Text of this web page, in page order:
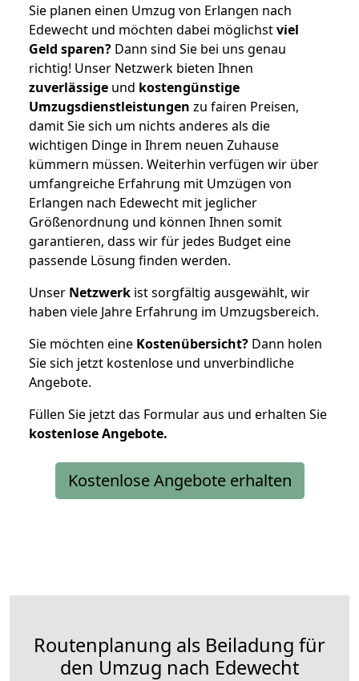
Sie planen einen Umzug von Erlangen nach
Edewecht und möchten dabei möglichstviel
Geld sparen? Dann sind Sie bei uns genau
richtig! Unser Netzwerk bieten Ihnen
zuverlässige und kostengünstige
Umzugsdienstleistungen zu fairen Preisen,
damit Sie sich um nichts anderes als die
wichtigen Dinge in Ihrem neuen Zuhause
kümmern müssen. Weiterhin verfügen wir über
umfangreiche Erfahrung mit Umzügen von
Erlangen nach Edewecht mit jeglicher
Größenordnung und können Ihnen somit
garantieren, dass wir für jedes Budget eine
passende Lösung finden werden.
Unser Netzwerk ist sorgfältig ausgewählt, wir
haben viele Jahre Erfahrung im Umzugsbereich.
Sie möchten eine Kostenübersicht? Dann holen
Sie sich jetzt kostenlose und unverbindliche
Angebote.
Füllen Sie jetzt das Formular aus und erhalten Sie
kostenloseAngebote.
Kostenlose Angebote erhalten
Routenplanung als Beiladung für
den Umzug nach Edewecht